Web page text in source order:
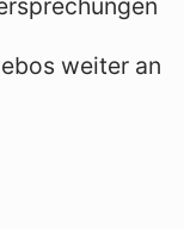
weiter an